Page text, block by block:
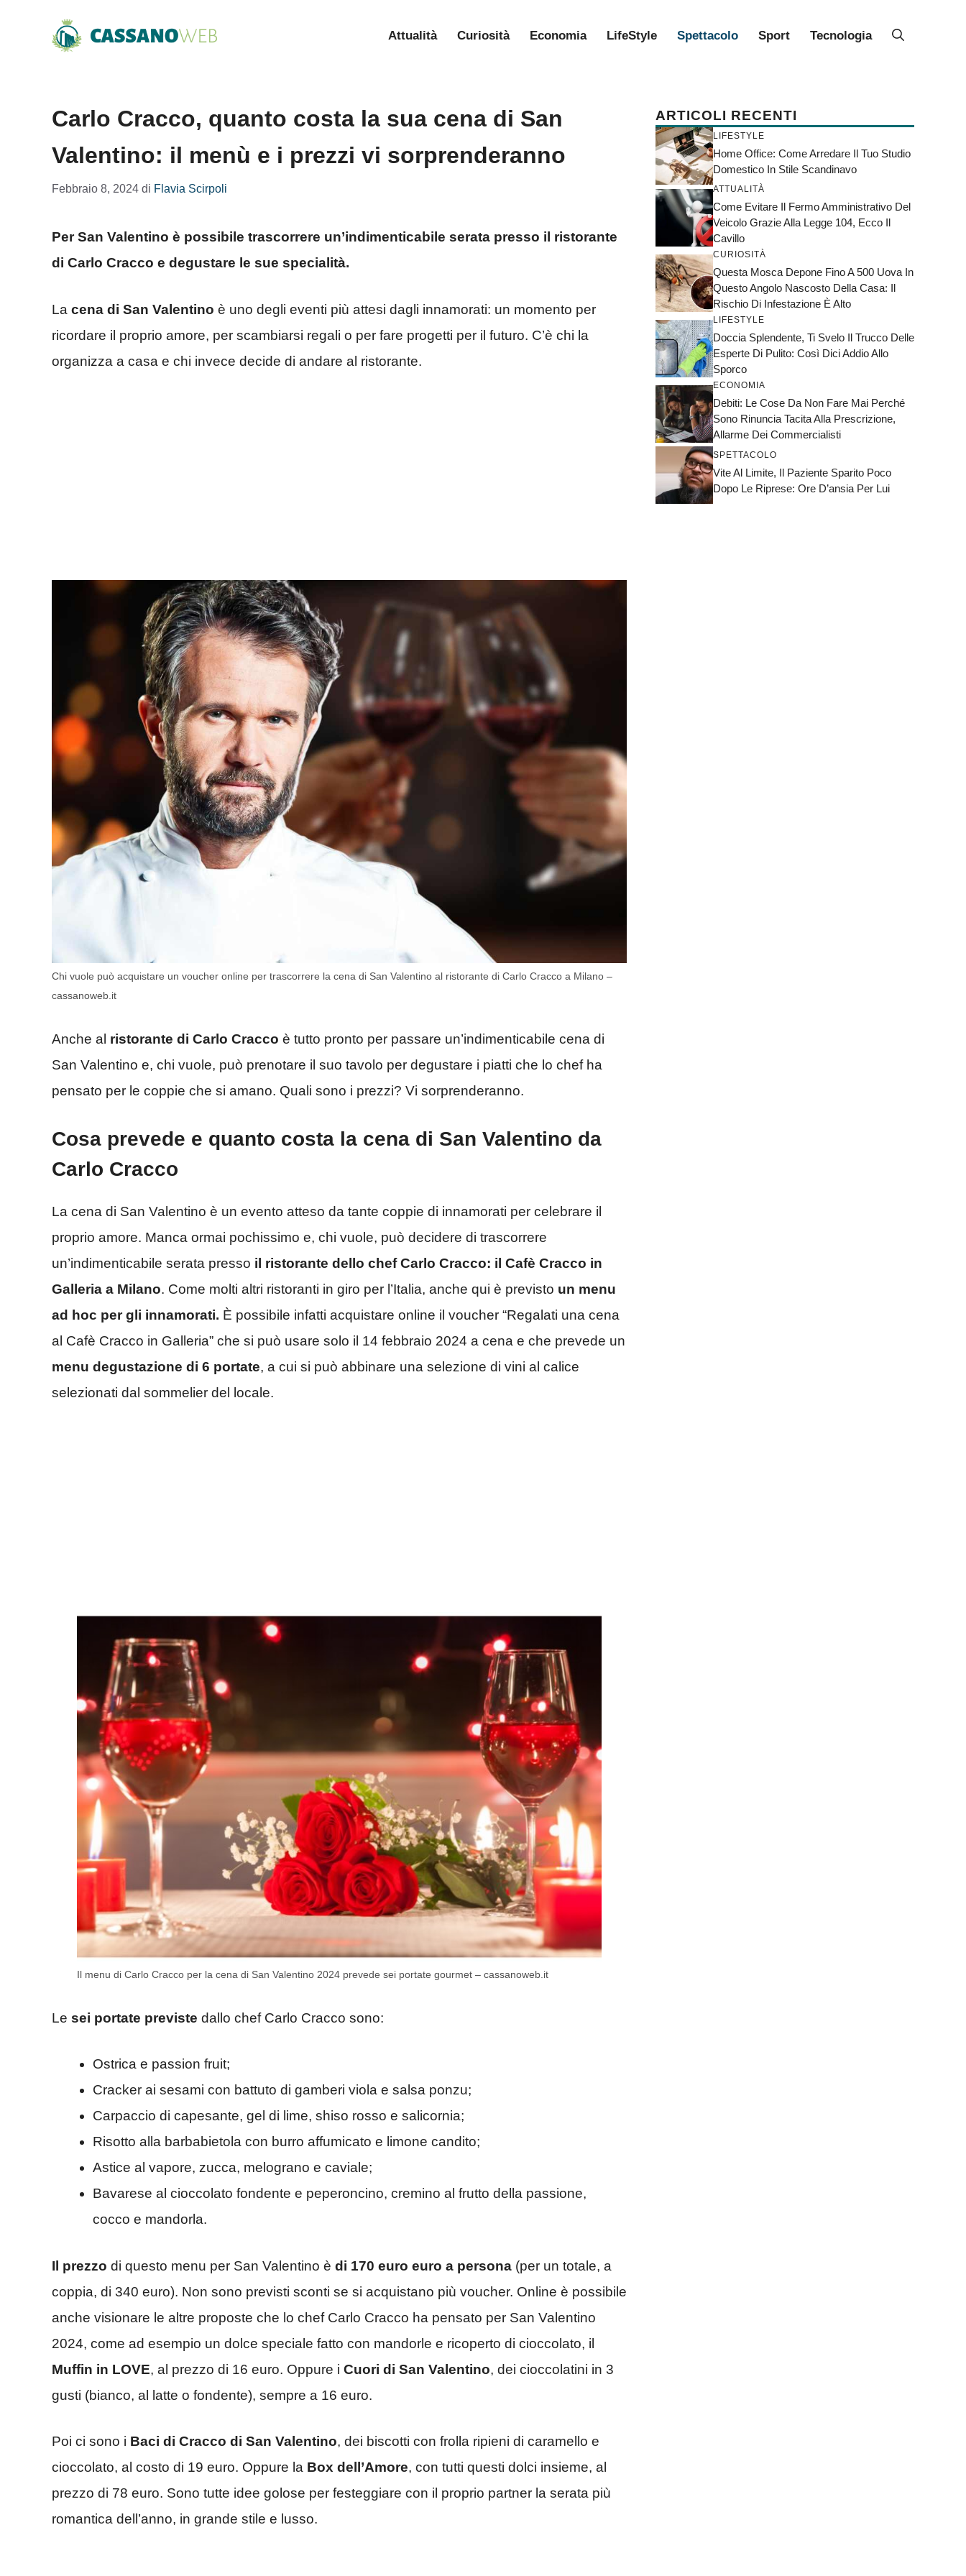
Attualità Curiosità Economia LifeStyle Spettacolo Sport Tecnologia
Carlo Cracco, quanto costa la sua cena di San
Valentino: il menù e i prezzi vi sorprenderanno
Febbraio 8, 2024 di Flavia Scirpoli
Per San Valentino è possibile trascorrere un’indimenticabile serata presso il ristorante
di Carlo Cracco e degustare le sue specialità.
La cena di San Valentino è uno degli eventi più attesi dagli innamorati: un momento per
ricordare il proprio amore, per scambiarsi regali o per fare progetti per il futuro. C’è chi la
organizza a casa e chi invece decide di andare al ristorante.
Chi vuole può acquistare un voucher online per trascorrere la cena di San Valentino al ristorante di Carlo Cracco a Milano –
cassanoweb.it
Anche al ristorante di Carlo Cracco è tutto pronto per passare un’indimenticabile cena di
San Valentino e, chi vuole, può prenotare il suo tavolo per degustare i piatti che lo chef ha
pensato per le coppie che si amano. Quali sono i prezzi? Vi sorprenderanno.
Cosa prevede e quanto costa la cena di San Valentino da
Carlo Cracco
La cena di San Valentino è un evento atteso da tante coppie di innamorati per celebrare il
proprio amore. Manca ormai pochissimo e, chi vuole, può decidere di trascorrere
un’indimenticabile serata presso il ristorante dello chef Carlo Cracco: il Cafè Cracco in
Galleria a Milano. Come molti altri ristoranti in giro per l’Italia, anche qui è previsto un menu
ad hoc per gli innamorati. È possibile infatti acquistare online il voucher “Regalati una cena
al Cafè Cracco in Galleria” che si può usare solo il 14 febbraio 2024 a cena e che prevede un
menu degustazione di 6 portate, a cui si può abbinare una selezione di vini al calice
selezionati dal sommelier del locale.
Il menu di Carlo Cracco per la cena di San Valentino 2024 prevede sei portate gourmet – cassanoweb.it
Le sei portate previste dallo chef Carlo Cracco sono:
Ostrica e passion fruit;
Cracker ai sesami con battuto di gamberi viola e salsa ponzu;
Carpaccio di capesante, gel di lime, shiso rosso e salicornia;
Risotto alla barbabietola con burro affumicato e limone candito;
Astice al vapore, zucca, melograno e caviale;
Bavarese al cioccolato fondente e peperoncino, cremino al frutto della passione,
cocco e mandorla.
Il prezzo di questo menu per San Valentino è di 170 euro euro a persona (per un totale, a
coppia, di 340 euro). Non sono previsti sconti se si acquistano più voucher. Online è possibile
anche visionare le altre proposte che lo chef Carlo Cracco ha pensato per San Valentino
2024, come ad esempio un dolce speciale fatto con mandorle e ricoperto di cioccolato, il
Muffin in LOVE, al prezzo di 16 euro. Oppure i Cuori di San Valentino, dei cioccolatini in 3
gusti (bianco, al latte o fondente), sempre a 16 euro.
Poi ci sono i Baci di Cracco di San Valentino, dei biscotti con frolla ripieni di caramello e
cioccolato, al costo di 19 euro. Oppure la Box dell’Amore, con tutti questi dolci insieme, al
prezzo di 78 euro. Sono tutte idee golose per festeggiare con il proprio partner la serata più
romantica dell’anno, in grande stile e lusso.
ARTICOLI RECENTI
LIFESTYLE
Home Office: Come Arredare Il Tuo Studio
Domestico In Stile Scandinavo
ATTUALITÀ
Come Evitare Il Fermo Amministrativo Del
Veicolo Grazie Alla Legge 104, Ecco Il
Cavillo
CURIOSITÀ
Questa Mosca Depone Fino A 500 Uova In
Questo Angolo Nascosto Della Casa: Il
Rischio Di Infestazione È Alto
LIFESTYLE
Doccia Splendente, Ti Svelo Il Trucco Delle
Esperte Di Pulito: Così Dici Addio Allo
Sporco
ECONOMIA
Debiti: Le Cose Da Non Fare Mai Perché
Sono Rinuncia Tacita Alla Prescrizione,
Allarme Dei Commercialisti
SPETTACOLO
Vite Al Limite, Il Paziente Sparito Poco
Dopo Le Riprese: Ore D’ansia Per Lui